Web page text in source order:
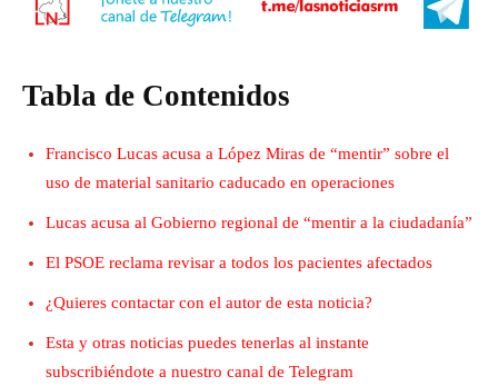
Tabla de Contenidos
Francisco Lucas acusa a López Miras de “mentir” sobre el
uso de material sanitario caducado en operaciones
Lucas acusa al Gobierno regional de “mentir a la ciudadanía”
El PSOE reclama revisar a todos los pacientes afectados
¿Quieres contactar con el autor de esta noticia?
Esta y otras noticias puedes tenerlas al instante
subscribiéndote a nuestro canal de Telegram